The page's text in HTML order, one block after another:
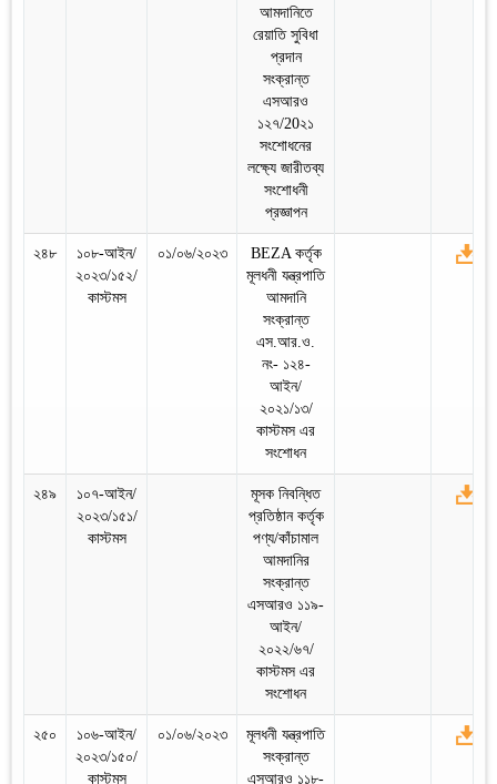
আমদানিতে
রেয়াতি সুবিধা
প্রদান
সংক্রান্ত
এসআরও
১২৭/20২১
সংশোধনের
লক্ষ্যে জারীতব্য
সংশোধনী
প্রজ্ঞাপন
২৪৮
১০৮-আইন/
২০২৩/১৫২/
কাস্টমস
০১/০৬/২০২৩
BEZA কর্তৃক
মূলধনী যন্ত্রপাতি
আমদানি
সংক্রান্ত
এস.আর.ও.
নং- ১২৪-
আইন/
২০২১/১৩/
কাস্টমস এর
সংশোধন
২৪৯
১০৭-আইন/
২০২৩/১৫১/
কাস্টমস
মূসক নিবন্ধিত
প্রতিষ্ঠান কর্তৃক
পণ্য/কাঁচামাল
আমদানির
সংক্রান্ত
এসআরও ১১৯-
আইন/
২০২২/৬৭/
কাস্টমস এর
সংশোধন
২৫০
১০৬-আইন/
২০২৩/১৫০/
কাস্টমস
০১/০৬/২০২৩
মূলধনী যন্ত্রপাতি
সংক্রান্ত
এসআরও ১১৮-